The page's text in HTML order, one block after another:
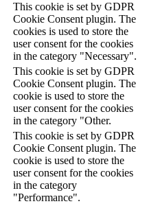
This cookie is set by GDPR
Cookie Consent plugin. The
cookies is used to store the
user consent for the cookies
in the category "Necessary".
This cookie is set by GDPR
Cookie Consent plugin. The
cookie is used to store the
user consent for the cookies
in the category "Other.
This cookie is set by GDPR
Cookie Consent plugin. The
cookie is used to store the
user consent for the cookies
in the category
"Performance".